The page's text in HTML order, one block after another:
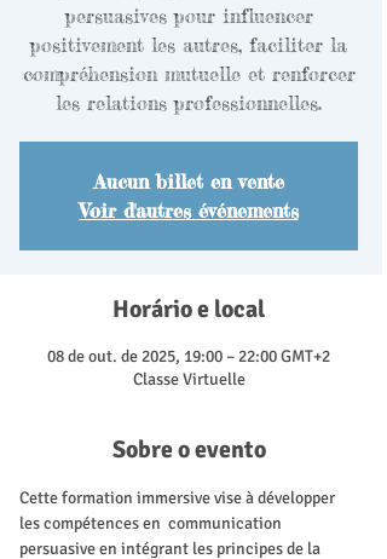
persuasives pour influencer
positivement les autres, faciliter la
compréhension mutuelle et renforcer
les relations professionnelles.
Aucun billet en vente
Voir d'autres événements
Horário e local
08 de out. de 2025, 19:00 – 22:00 GMT+2
Classe Virtuelle
Sobre o evento
Cette formation immersive vise à développer
les compétences en  communication
persuasive en intégrant les principes de la